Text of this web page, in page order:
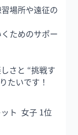
場所や遠征の
ためのサポー
さと “挑戦す
たいです！
ト  女子 1位